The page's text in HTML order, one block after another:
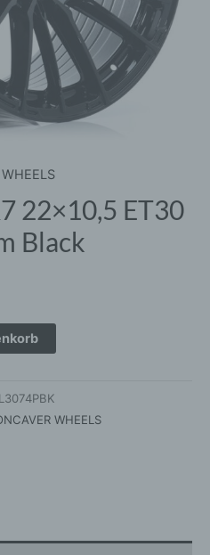
22×10,5 ET30
Black
WHEELS